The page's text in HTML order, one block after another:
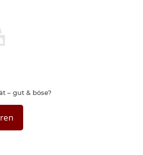
– gut & böse?